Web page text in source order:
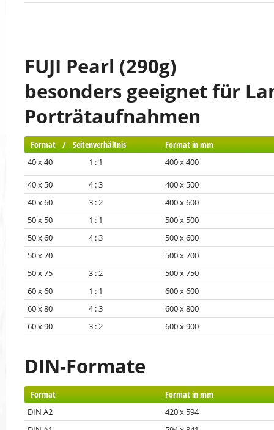
FUJI Pearl (290g)
besonders geeignet für
Porträtaufnahmen
Format / Seitenverhältnis Format in mm
40 x 40 1 : 1 400 x 400
40 x 50 4 : 3
400 x 500
40 x 60 3 : 2
400 x 600
50 x 50 1 : 1
500 x 500
50 x 60 4 : 3
500 x 600
50 x 70
500 x 700
50 x 75 3 : 2
500 x 750
60 x 60 1 : 1
600 x 600
60 x 80 4 : 3
600 x 800
60 x 90 3 : 2
600 x 900
DIN-Formate
Format Format in mm
DIN A2
420 x 594